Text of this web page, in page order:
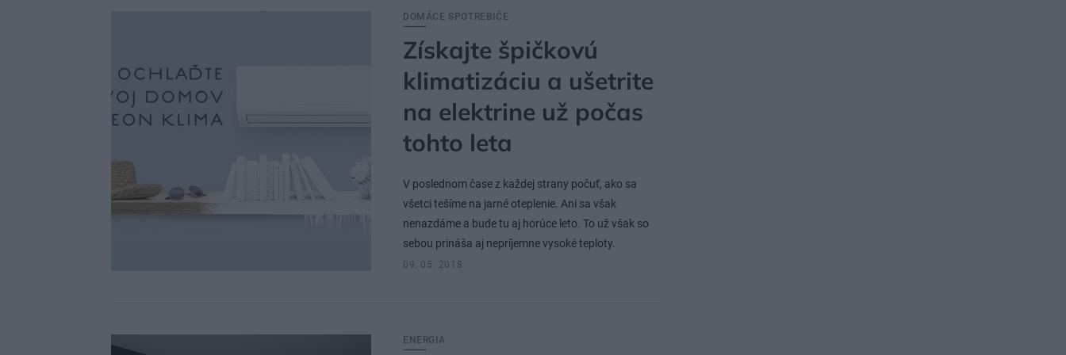
DOMÁCE SPOTREBIČE
Získajte špičkovú
klimatizáciu a ušetrite
na elektrine už počas
tohto leta
V poslednom čase z každej strany počuť, ako sa
všetci tešíme na jarné oteplenie. Ani sa však
nenazdáme a bude tu aj horúce leto. To už však so
sebou prináša aj nepríjemne vysoké teploty.
09. 05. 2018
ENERGIA